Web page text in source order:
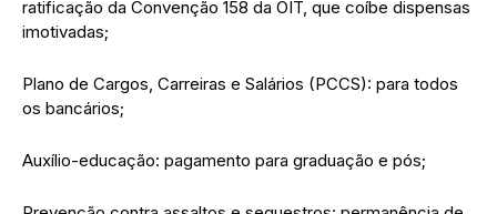
ratificação da Convenção 158 da OIT, que coíbe dispensas
imotivadas;
Plano de Cargos, Carreiras e Salários (PCCS): para todos
os bancários;
Auxílio-educação: pagamento para graduação e pós;